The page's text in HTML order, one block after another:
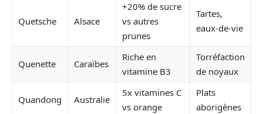
Quetsche Alsace
+20% de sucre
vs autres
prunes
Tartes,
eaux-de-vie
Quenette Caraïbes
Riche en
vitamine B3
Torréfaction
de noyaux
Quandong Australie
5x vitamines C
vs orange
Plats
aborigènes